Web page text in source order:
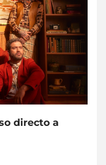
directo a